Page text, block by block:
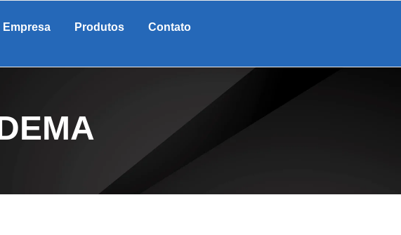
Empresa Produtos Contato